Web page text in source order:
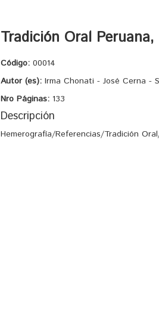
Tradición Oral Peruana,
Código: 00014
Autor (es): Irma Chonati - José Cerna -
Nro Páginas: 133
Descripción
Hemerografía/Referencias/Tradición